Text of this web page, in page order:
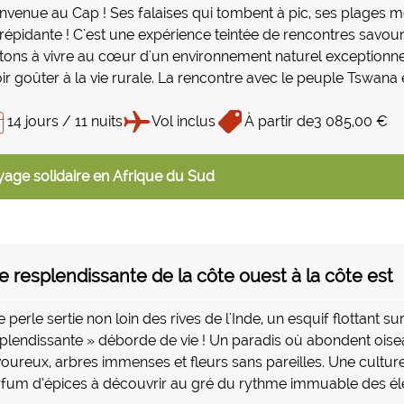
au Cap ! Ses falaises qui tombent à pic, ses plages
! C'est une expérience teintée de rencontres
à vivre au cœur d'un environnement naturel
goûter à la vie rurale. La rencontre avec le peuple
14 jours / 11 nuits
Vol inclus À partir de3 085,00 €
solidaire en Afrique du Sud
resplendissante de la côte ouest à la côte est
perle sertie non loin des rives de l'Inde, un esquif flottant
» déborde de vie ! Un paradis où abondent
arbres immenses et fleurs sans pareilles. Une
d’épices à découvrir au gré du rythme immuable des